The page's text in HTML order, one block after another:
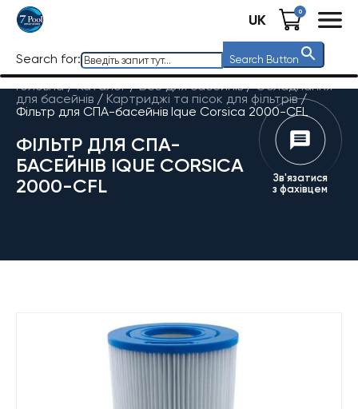
UK 0
Search for: Search Button
Головна / Каталог/Все для басейнів/Обладнання
для басейнів / Картриджі та пісок для фільтрів/
Фільтр для СПА-басейнів Ique Corsica 2000-CFL
ФІЛЬТР ДЛЯ СПА-
БАСЕЙНІВ IQUE CORSICA
2000-CFL
Зв'язатися
з фахівцем